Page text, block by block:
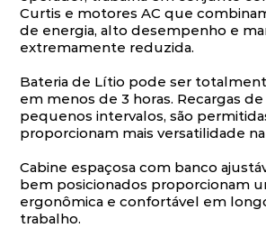
Curtis e motores AC que
de energia, alto desempenho e
extremamente reduzida.
Bateria de Lítio pode ser
em menos de 3 horas. Recargas de
pequenos intervalos, são
proporcionam mais versatilidade
Cabine espaçosa com banco
bem posicionados proporcionam
ergonômica e confortável em
trabalho.